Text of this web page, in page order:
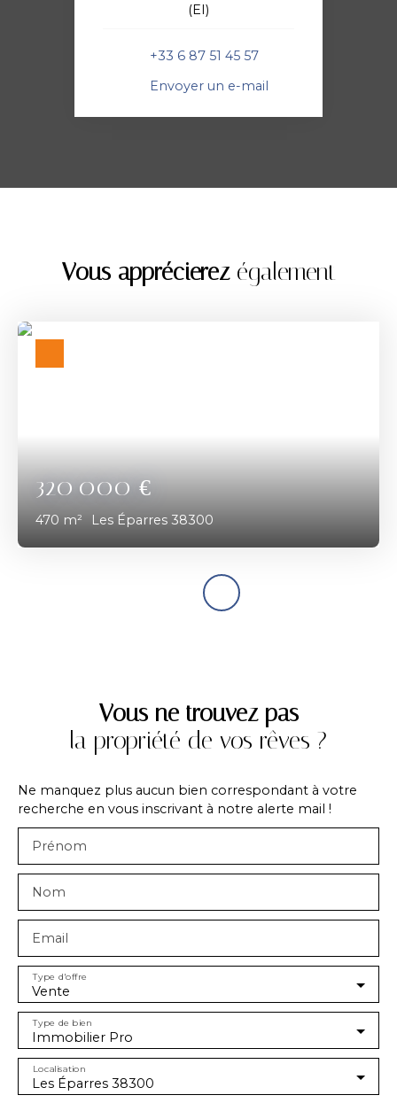
(EI)
+33 6 87 51 45 57
Envoyer un e-mail
Vous apprécierezégalement
320 000€
470 m² Les Éparres 38300
Vous ne trouvez pas
la propriété de vos rêves ?
Ne manquez plus aucun bien correspondant à votre
recherche en vous inscrivant à notre alerte mail !
Prénom
Nom
Email
Vente
Type d'offre
Immobilier Pro
Type de bien
Les Éparres 38300
Localisation